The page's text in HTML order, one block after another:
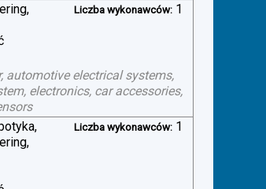
Liczba wykonawców: 1
automotive electrical systems,
electronics, car accessories,
Liczba wykonawców: 1